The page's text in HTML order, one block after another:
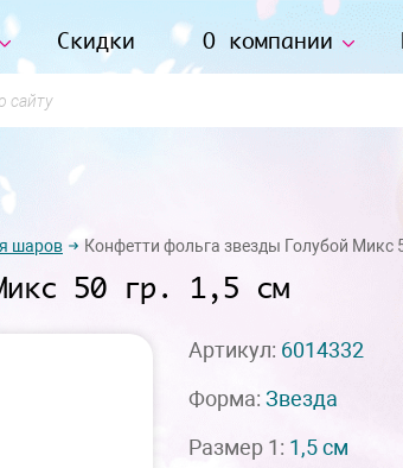
Скидки О компании
шаров Конфетти фольга звезды Голубой Микс
50 гр. 1,5 см
Артикул: 6014332
Форма: Звезда
Размер 1: 1,5 см